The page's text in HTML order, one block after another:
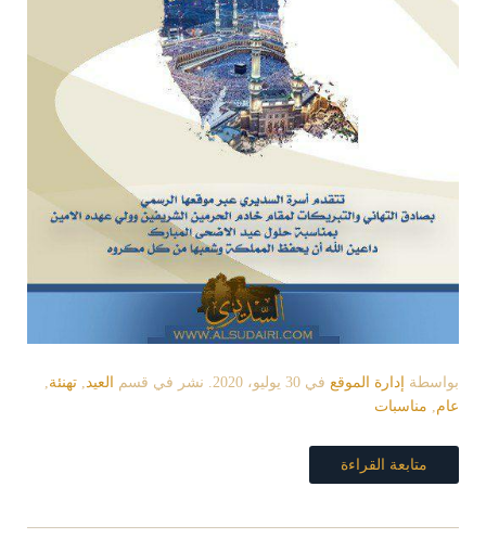
بواسطة إدارة الموقع في 30 يوليو، 2020 . نشر في قسم العيد, تهنئة,
عام, مناسبات
متابعة القراءة